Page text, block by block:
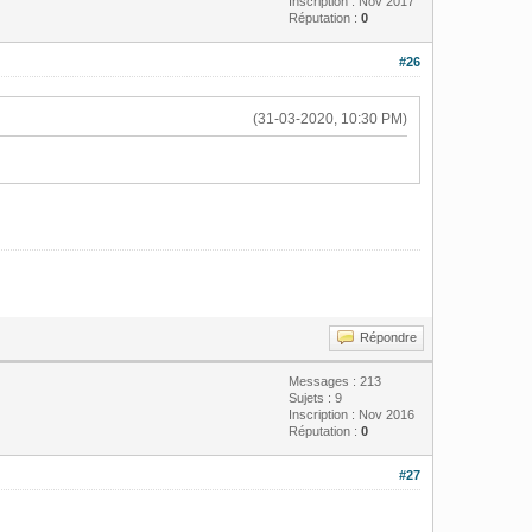
Réputation : 0
#26
(31-03-2020, 10:30 PM)
Répondre
Messages : 213
Sujets : 9
Inscription : Nov 2016
Réputation : 0
#27